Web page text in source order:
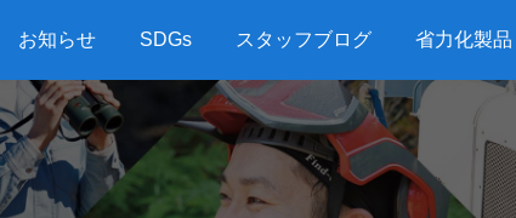
お知らせ SDGs スタッフブログ 省力化製品